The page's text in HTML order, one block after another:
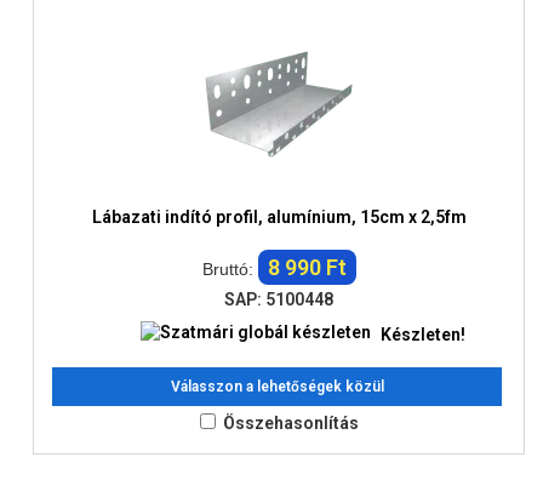
Lábazati indító profil, alumínium, 15cm x 2,5fm
Bruttó: 8 990 Ft
SAP: 5100448
Készleten!
Válasszon a lehetőségek közül
Összehasonlítás